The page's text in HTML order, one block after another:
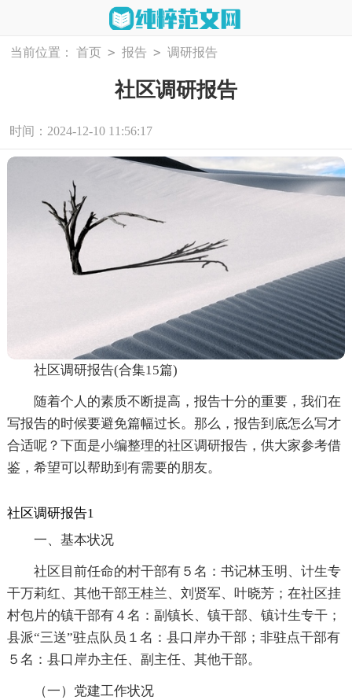
当前位置： 首页 > 报告 > 调研报告
社区调研报告
时间：2024-12-10 11:56:17
社区调研报告(合集15篇)
随着个人的素质不断提高，报告十分的重要，我们在
写报告的时候要避免篇幅过长。那么，报告到底怎么写才
合适呢？下面是小编整理的社区调研报告，供大家参考借
鉴，希望可以帮助到有需要的朋友。
社区调研报告1
一、基本状况
社区目前任命的村干部有５名：书记林玉明、计生专
干万莉红、其他干部王桂兰、刘贤军、叶晓芳；在社区挂
村包片的镇干部有４名：副镇长、镇干部、镇计生专干；
县派“三送”驻点队员１名：县口岸办干部；非驻点干部有
５名：县口岸办主任、副主任、其他干部。
（一）党建工作状况